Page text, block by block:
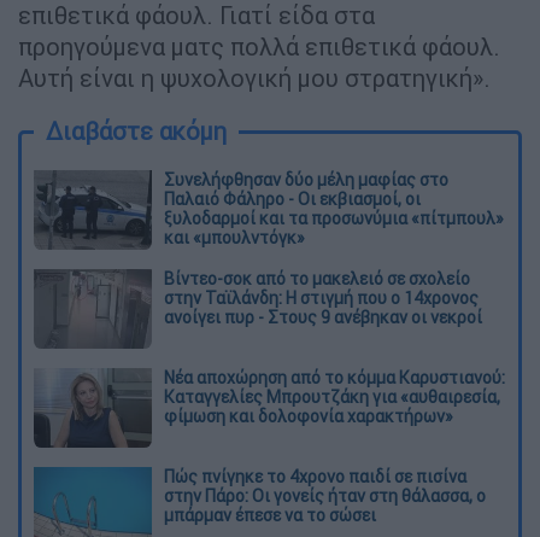
επιθετικά φάουλ. Γιατί είδα στα
προηγούμενα ματς πολλά επιθετικά φάουλ.
Αυτή είναι η ψυχολογική μου στρατηγική».
Διαβάστε ακόμη
Συνελήφθησαν δύο μέλη μαφίας στο
Παλαιό Φάληρο - Οι εκβιασμοί, οι
ξυλοδαρμοί και τα προσωνύμια «πίτμπουλ»
και «μπουλντόγκ»
Βίντεο-σοκ από το μακελειό σε σχολείο
στην Ταϊλάνδη: Η στιγμή που ο 14χρονος
ανοίγει πυρ - Στους 9 ανέβηκαν οι νεκροί
Νέα αποχώρηση από το κόμμα Καρυστιανού:
Καταγγελίες Μπρουτζάκη για «αυθαιρεσία,
φίμωση και δολοφονία χαρακτήρων»
Πώς πνίγηκε το 4χρονο παιδί σε πισίνα
στην Πάρο: Οι γονείς ήταν στη θάλασσα, ο
μπάρμαν έπεσε να το σώσει